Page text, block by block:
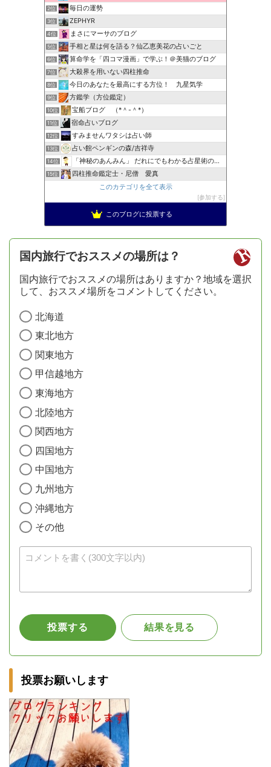
2位 毎日の運勢
3位 ZEPHYR
4位 まさにマーサのブログ
5位 手相と星は何を語る？仙乙恵美花の占いごと
6位 算命学を「四コマ漫画」で学ぶ！＠美猫のブログ
7位 大殺界を用いない四柱推命
8位 今日のあなたを最高にする方位！ 九星気学
9位 方鑑学（方位鑑定）
10位 宝船ブログ （*＾-＾*）
11位 宿命占いブログ
12位 すみませんワタシは占い師
13位 占い館ペンギンの森/吉祥寺
14位 「神秘のあんみん」 だれにでもわかる占星術の極意『サビアン…
15位
四柱推命鑑定士・尼僧 愛真
このカテゴリを全て表示
参加する
このブログに投票する
投票お願いします